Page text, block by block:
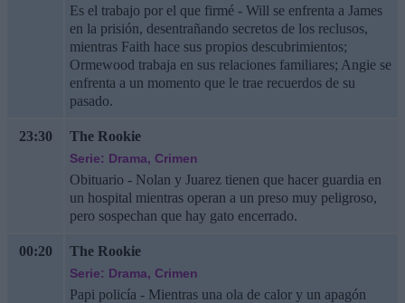
Es el trabajo por el que firmé - Will se enfrenta a James
en la prisión, desentrañando secretos de los reclusos,
mientras Faith hace sus propios descubrimientos;
Ormewood trabaja en sus relaciones familiares; Angie se
enfrenta a un momento que le trae recuerdos de su
pasado.
23:30 The Rookie
Serie: Drama, Crimen
Obituario - Nolan y Juarez tienen que hacer guardia en
un hospital mientras operan a un preso muy peligroso,
pero sospechan que hay gato encerrado.
00:20 The Rookie
Serie: Drama, Crimen
Papi policía - Mientras una ola de calor y un apagón